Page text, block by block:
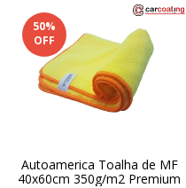
50%
OFF
Autoamerica Toalha de MF
40x60cm 350g/m2 Premium